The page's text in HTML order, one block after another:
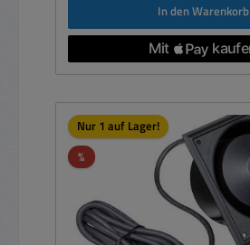
In den Warenkorb
Nur 1 auf Lager!
%Rabatt